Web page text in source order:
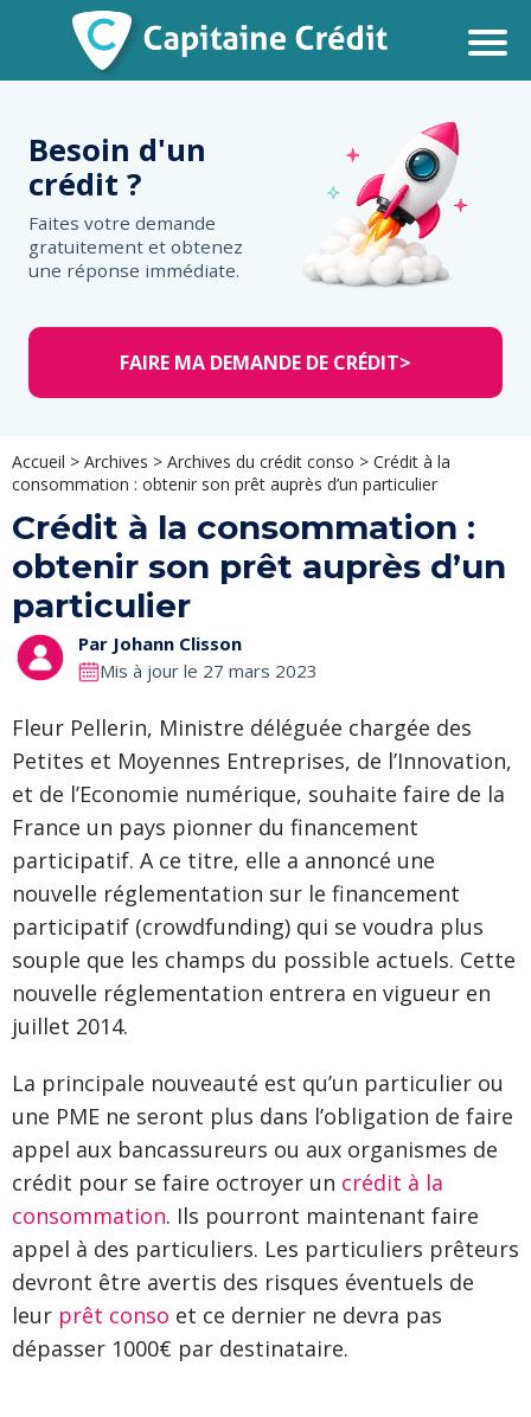
Besoin d'un
crédit ?
Faites votre demande
gratuitement et obtenez
une réponse immédiate.
FAIRE MA DEMANDE DE CRÉDIT>
Accueil > Archives > Archives du crédit conso > Crédit à la
consommation : obtenir son prêt auprès d’un particulier
Crédit à la consommation :
obtenir son prêt auprès d’un
particulier
Par Johann Clisson
Mis à jour le 27 mars 2023
Fleur Pellerin, Ministre déléguée chargée des
Petites et Moyennes Entreprises, de l’Innovation,
et de l’Economie numérique, souhaite faire de la
France un pays pionner du financement
participatif. A ce titre, elle a annoncé une
nouvelle réglementation sur le financement
participatif (crowdfunding) qui se voudra plus
souple que les champs du possible actuels. Cette
nouvelle réglementation entrera en vigueur en
juillet 2014.
La principale nouveauté est qu’un particulier ou
une PME ne seront plus dans l’obligation de faire
appel aux bancassureurs ou aux organismes de
crédit pour se faire octroyer un crédit à la
consommation. Ils pourront maintenant faire
appel à des particuliers. Les particuliers prêteurs
devront être avertis des risques éventuels de
leur prêt conso et ce dernier ne devra pas
dépasser 1000€ par destinataire.